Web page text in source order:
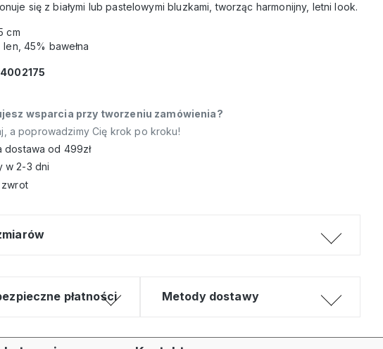
się z białymi lub pastelowymi bluzkami, tworząc harmonijny, letni look.
cm
len, 45% bawełna
wsparcia przy tworzeniu zamówienia?
a poprowadzimy Cię krok po kroku!
dostawa od 499zł
w 2-3 dni
płatności Metody dostawy